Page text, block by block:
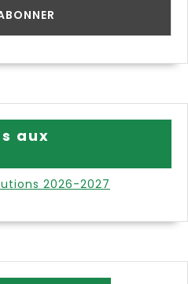
aux
2026-2027